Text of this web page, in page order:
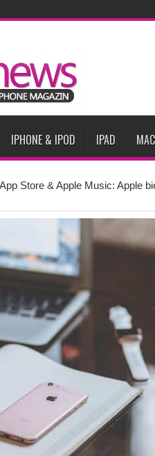
Premium-Smartphone-Marktes
nur begrenzt verfügbar
2026 um 20 Prozent steigen
bringt das Top-Modell Apples
IPHONE & IPOD IPAD MAC
Store & Apple Music: Apple